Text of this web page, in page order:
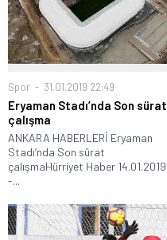
Spor 31.01.2019 22:49
Eryaman Stadı’nda Son sürat
çalışma
ANKARA HABERLERİ Eryaman
Stadı’nda Son sürat
çalışmaHürriyet Haber 14.01.2019
-...